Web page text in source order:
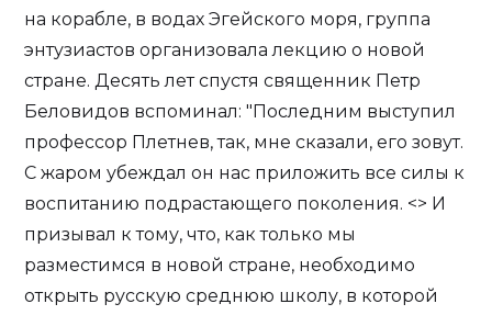
на корабле, в водах Эгейского моря, группа
энтузиастов организовала лекцию о новой
стране. Десять лет спустя священник Петр
Беловидов вспоминал: "Последним выступил
профессор Плетнев, так, мне сказали, его зовут.
С жаром убеждал он нас приложить все силы к
воспитанию подрастающего поколения. <> И
призывал к тому, что, как только мы
разместимся в новой стране, необходимо
открыть русскую среднюю школу, в которой